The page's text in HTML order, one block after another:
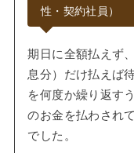
性・契約社員）
期日に全額払えず
息分）だけ払えば
を何度か繰り返す
のお金を払わされ
でした。